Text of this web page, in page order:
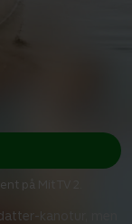
kanotur, men
på Mit TV 2.